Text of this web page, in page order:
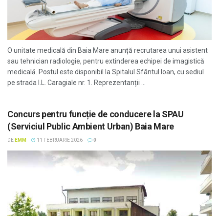
O unitate medicală din Baia Mare anunță recrutarea unui asistent
sau tehnician radiologie, pentru extinderea echipei de imagistică
medicală. Postul este disponibil la Spitalul Sfântul Ioan, cu sediul
pe strada I.L. Caragiale nr. 1. Reprezentanții ...
Concurs pentru funcție de conducere la SPAU
(Serviciul Public Ambient Urban) Baia Mare
DE EMM 11 FEBRUARIE 2026 0